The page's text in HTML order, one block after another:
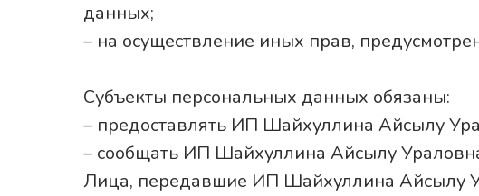
данных;
– на осуществление иных прав,
Субъекты персональных данных обязаны:
– предоставлять ИП Шайхуллина Айсылу
– сообщать ИП Шайхуллина Айсылу
Лица, передавшие ИП Шайхуллина Айсылу